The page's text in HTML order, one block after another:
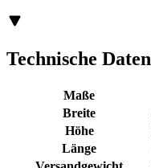
Technische Daten
Maße
Breite
Höhe
Länge